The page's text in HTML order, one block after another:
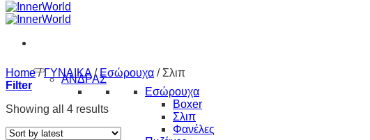
ΑΝΔΡΑΣ
Εσώρουχα
Boxer
Σλιπ
Φανέλες
Home / ΓΥΝΑΙΚΑ / Εσώρουχα /Σλιπ
Filter
Showing all 4 results